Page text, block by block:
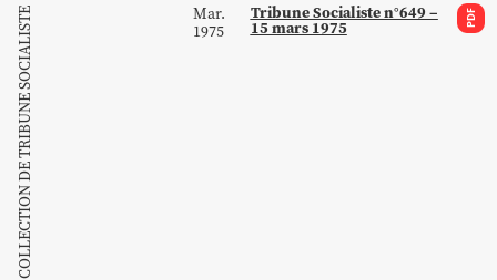
COLLECTION DE TRIBUNE SOCIALISTE
Mar.
1975
Tribune Socialiste n°649 –
15 mars 1975 PDF